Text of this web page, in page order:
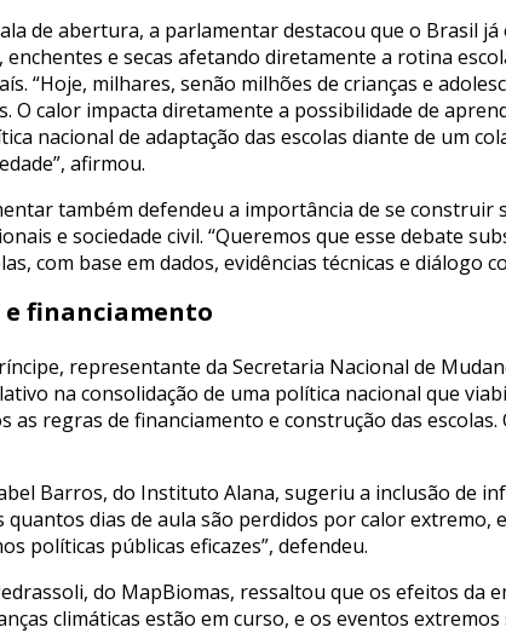
de abertura, a parlamentar destacou que o Brasil
enchentes e secas afetando diretamente a rotina
“Hoje, milhares, senão milhões de crianças e
O calor impacta diretamente a possibilidade de
nacional de adaptação das escolas diante de um
afirmou.
também defendeu a importância de se
e sociedade civil. “Queremos que esse debate
com base em dados, evidências técnicas e diálogo
e financiamento
representante da Secretaria Nacional de
na consolidação de uma política nacional que
as regras de financiamento e construção das
Barros, do Instituto Alana, sugeriu a inclusão de
quantos dias de aula são perdidos por calor extremo,
políticas públicas eficazes”, defendeu.
do MapBiomas, ressaltou que os efeitos da
climáticas estão em curso, e os eventos